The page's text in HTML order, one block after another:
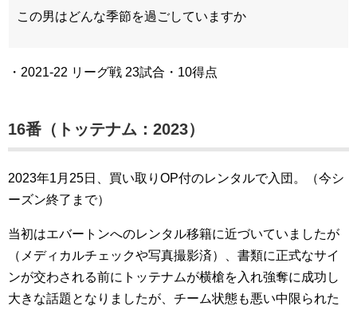
この男はどんな季節を過ごしていますか
・2021-22 リーグ戦 23試合・10得点
16番（トッテナム：2023）
2023年1月25日、買い取りOP付のレンタルで入団。（今シ
ーズン終了まで）
当初はエバートンへのレンタル移籍に近づいていましたが
（メディカルチェックや写真撮影済）、書類に正式なサイ
ンが交わされる前にトッテナムが横槍を入れ強奪に成功し
大きな話題となりましたが、チーム状態も悪い中限られた